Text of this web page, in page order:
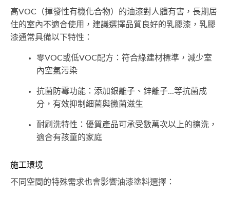
高VOC（揮發性有機化合物）的油漆對人體有害，長期居
住的室內不適合使用，建議選擇品質良好的乳膠漆，乳膠
漆通常具備以下特性：
零VOC或低VOC配方：符合綠建材標準，減少室
內空氣污染
抗菌防霉功能：添加銀離子、鋅離子...等抗菌成
分，有效抑制細菌與黴菌滋生
耐刷洗特性：優質產品可承受數萬次以上的擦洗，
適合有孩童的家庭
施工環境
不同空間的特殊需求也會影響油漆塗料選擇：